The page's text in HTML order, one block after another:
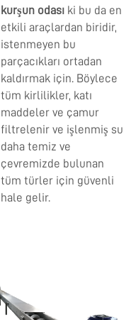
kurşun odası ki bu da en
etkili araçlardan biridir,
istenmeyen bu
parçacıkları ortadan
kaldırmak için. Böylece
tüm kirlilikler, katı
maddeler ve çamur
filtrelenir ve işlenmiş su
daha temiz ve
çevremizde bulunan
tüm türler için güvenli
hale gelir.